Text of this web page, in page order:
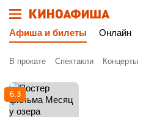
Афиша и билеты Онлайн
В прокате Спектакли Концерты
6.3